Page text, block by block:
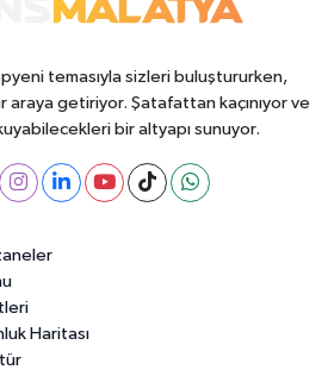
temasıyla sizleri buluştururken,
araya getiriyor. Şatafattan kaçınıyor ve
bir altyapı sunuyor.
Haritası